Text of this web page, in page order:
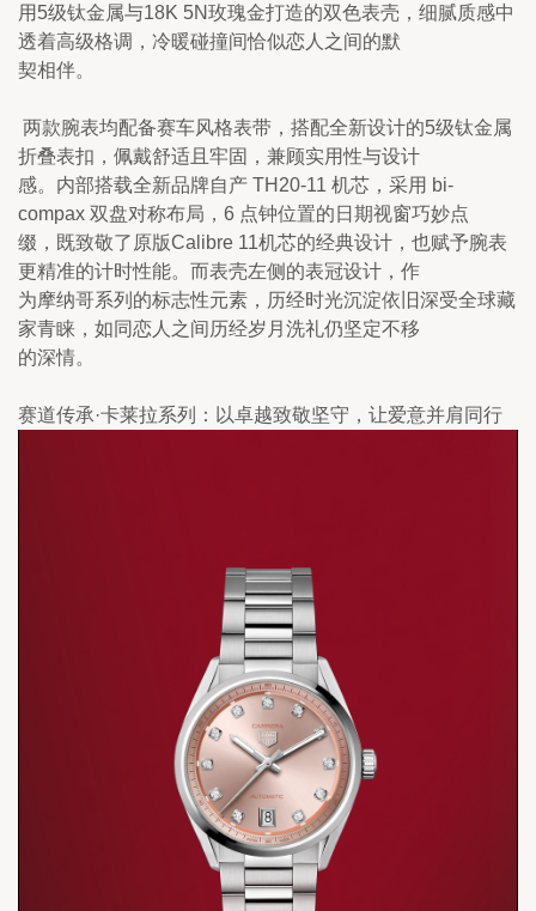
用5级钛金属与18K 5N玫瑰金打造的双色表壳，细腻质感中
透着高级格调，冷暖碰撞间恰似恋人之间的默
契相伴。
两款腕表均配备赛车风格表带，搭配全新设计的5级钛金属
折叠表扣，佩戴舒适且牢固，兼顾实用性与设计
感。内部搭载全新品牌自产 TH20-11 机芯，采用 bi-
compax 双盘对称布局，6 点钟位置的日期视窗巧妙点
缀，既致敬了原版Calibre 11机芯的经典设计，也赋予腕表
更精准的计时性能。而表壳左侧的表冠设计，作
为摩纳哥系列的标志性元素，历经时光沉淀依旧深受全球藏
家青睐，如同恋人之间历经岁月洗礼仍坚定不移
的深情。
赛道传承·卡莱拉系列：以卓越致敬坚守，让爱意并肩同行